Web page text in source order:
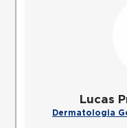
Lucas
Dermatologia